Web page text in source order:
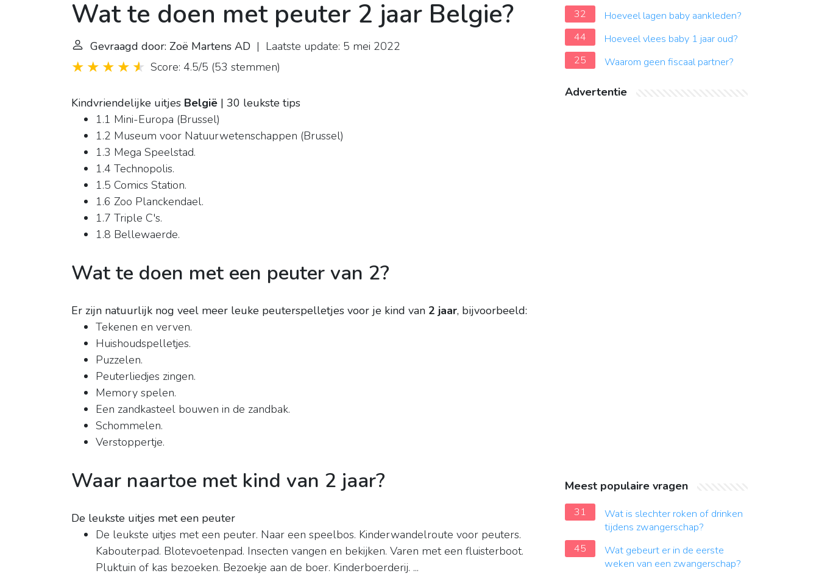
Wat te doen met peuter 2 jaar Belgie?
Gevraagd door: Zoë Martens AD | Laatste update: 5 mei 2022
Score: 4.5/5 (53 stemmen)
Kindvriendelijke uitjes België | 30 leukste tips
1.1 Mini-Europa (Brussel)
1.2 Museum voor Natuurwetenschappen (Brussel)
1.3 Mega Speelstad.
1.4 Technopolis.
1.5 Comics Station.
1.6 Zoo Planckendael.
1.7 Triple C's.
1.8 Bellewaerde.
Wat te doen met een peuter van 2?
Er zijn natuurlijk nog veel meer leuke peuterspelletjes voor je kind van 2 jaar, bijvoorbeeld:
Tekenen en verven.
Huishoudspelletjes.
Puzzelen.
Peuterliedjes zingen.
Memory spelen.
Een zandkasteel bouwen in de zandbak.
Schommelen.
Verstoppertje.
Waar naartoe met kind van 2 jaar?
De leukste uitjes met een peuter
De leukste uitjes met een peuter. Naar een speelbos. Kinderwandelroute voor peuters.
Kabouterpad. Blotevoetenpad. Insecten vangen en bekijken. Varen met een fluisterboot.
Pluktuin of kas bezoeken. Bezoekje aan de boer. Kinderboerderij. ...
32
Hoeveel lagen baby aankleden?
44
Hoeveel vlees baby 1 jaar oud?
25
Waarom geen fiscaal partner?
Advertentie
Meest populaire vragen
31
Wat is slechter roken of drinken
tijdens zwangerschap?
45
Wat gebeurt er in de eerste
weken van een zwangerschap?